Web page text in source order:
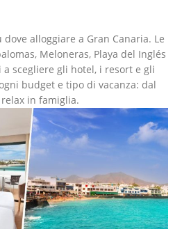
alloggiare a Gran Canaria. Le
Meloneras, Playa del Inglés
scegliere gli hotel, i resort e gli
budget e tipo di vacanza: dal
in famiglia.